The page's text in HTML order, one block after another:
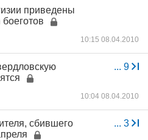
приведены
10:15 08.04.2010
... 9
10:04 08.04.2010
... 3
сбившего